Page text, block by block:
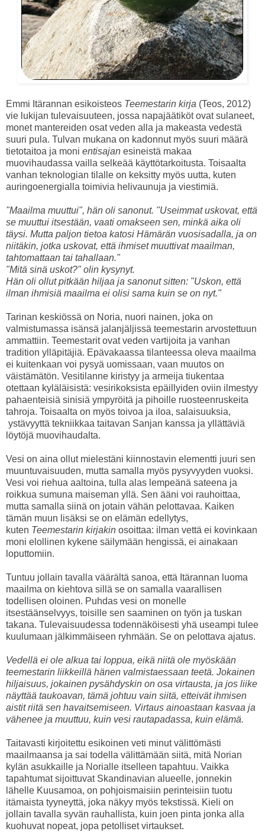
Emmi Itärannan esikoisteos Teemestarin kirja (Teos, 2012)
vie lukijan tulevaisuuteen, jossa napajäätiköt ovat sulaneet,
monet mantereiden osat veden alla ja makeasta vedestä
suuri pula. Tulvan mukana on kadonnut myös suuri määrä
tietotaitoa ja moni entisajan esineistä makaa
muovihaudassa vailla selkeää käyttötarkoitusta. Toisaalta
vanhan teknologian tilalle on keksitty myös uutta, kuten
auringoenergialla toimivia helivaunuja ja viestimiä.
"Maailma muuttui", hän oli sanonut. "Useimmat uskovat, että
se muuttui itsestään, vaati omakseen sen, minkä aika oli
täysi. Mutta paljon tietoa katosi Hämärän vuosisadalla, ja on
niitäkin, jotka uskovat, että ihmiset muuttivat maailman,
tahtomattaan tai tahallaan."
"Mitä sinä uskot?" olin kysynyt.
Hän oli ollut pitkään hiljaa ja sanonut sitten: "Uskon, että
ilman ihmisiä maailma ei olisi sama kuin se on nyt."
Tarinan keskiössä on Noria, nuori nainen, joka on
valmistumassa isänsä jalanjäljissä teemestarin arvostettuun
ammattiin. Teemestarit ovat veden vartijoita ja vanhan
tradition ylläpitäjiä. Epävakaassa tilanteessa oleva maailma
ei kuitenkaan voi pysyä uomissaan, vaan muutos on
väistämätön. Vesitilanne kiristyy ja armeija tiukentaa
otettaan kyläläisistä: vesirikoksista epäillyiden oviin ilmestyy
pahaenteisiä sinisiä ympyröitä ja pihoille ruosteenruskeita
tahroja. Toisaalta on myös toivoa ja iloa, salaisuuksia,
ystävyyttä tekniikkaa taitavan Sanjan kanssa ja yllättäviä
löytöjä muovihaudalta.
Vesi on aina ollut mielestäni kiinnostavin elementti juuri sen
muuntuvaisuuden, mutta samalla myös pysyvyyden vuoksi.
Vesi voi riehua aaltoina, tulla alas lempeänä sateena ja
roikkua sumuna maiseman yllä. Sen ääni voi rauhoittaa,
mutta samalla siinä on jotain vähän pelottavaa. Kaiken
tämän muun lisäksi se on elämän edellytys,
kuten Teemestarin kirjakin osoittaa: ilman vettä ei kovinkaan
moni elollinen kykene säilymään hengissä, ei ainakaan
loputtomiin.
Tuntuu jollain tavalla väärältä sanoa, että Itärannan luoma
maailma on kiehtova sillä se on samalla vaarallisen
todellisen oloinen. Puhdas vesi on monelle
itsestäänselvyys, toisille sen saaminen on työn ja tuskan
takana. Tulevaisuudessa todennäköisesti yhä useampi tulee
kuulumaan jälkimmäiseen ryhmään. Se on pelottava ajatus.
Vedellä ei ole alkua tai loppua, eikä niitä ole myöskään
teemestarin liikkeillä hänen valmistaessaan teetä. Jokainen
hiljaisuus, jokainen pysähdyskin on osa virtausta, ja jos liike
näyttää taukoavan, tämä johtuu vain siitä, etteivät ihmisen
aistit riitä sen havaitsemiseen. Virtaus ainoastaan kasvaa ja
vähenee ja muuttuu, kuin vesi rautapadassa, kuin elämä.
Taitavasti kirjoitettu esikoinen veti minut välittömästi
maailmaansa ja sai todella välittämään siitä, mitä Norian
kylän asukkaille ja Norialle itselleen tapahtuu. Vaikka
tapahtumat sijoittuvat Skandinavian alueelle, jonnekin
lähelle Kuusamoa, on pohjoismaisiin perinteisiin tuotu
itämaista tyyneyttä, joka näkyy myös tekstissä. Kieli on
jollain tavalla syvän rauhallista, kuin joen pinta jonka alla
kuohuvat nopeat, jopa petolliset virtaukset.